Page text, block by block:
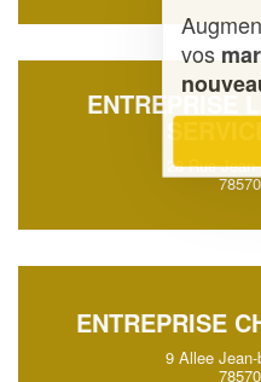
ENTREPRISE
28 Rue
ENTREPRISE
9 Allee
vos